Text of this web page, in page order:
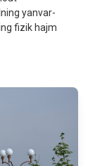
yanvar-
fizik hajm